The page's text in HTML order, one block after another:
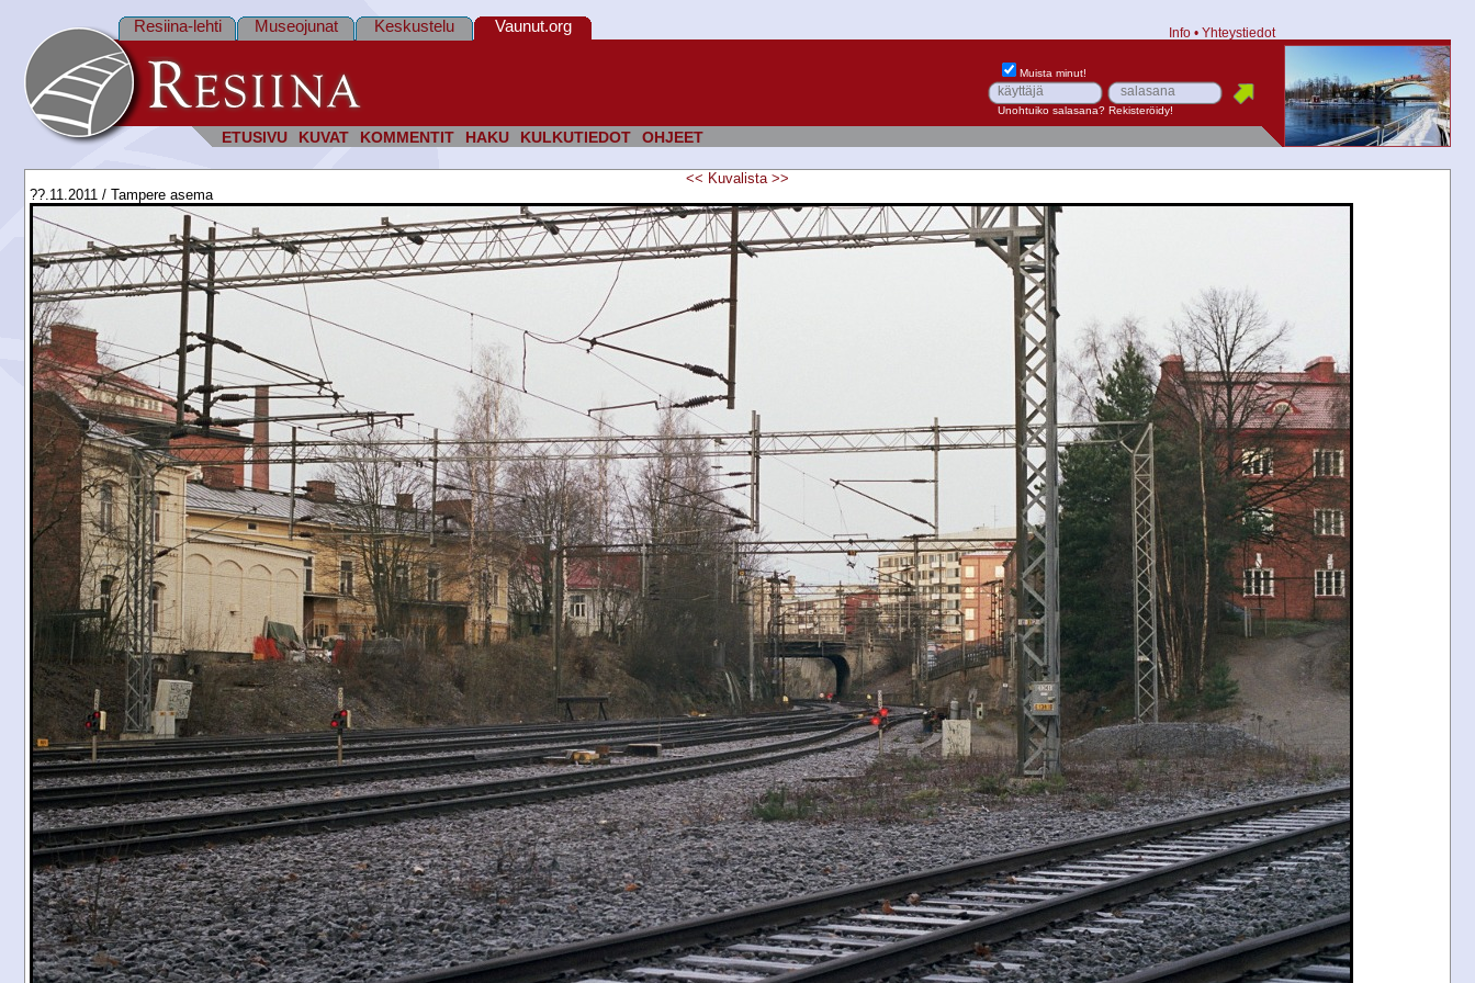
ETUSIVU KUVAT KOMMENTIT HAKU KULKUTIEDOT OHJEET
Resiina-lehti Museojunat Keskustelu Vaunut.org Info • Yhteystiedot
Muista minut!
Unohtuiko salasana? Rekisteröidy!
<< Kuvalista >>
??.11.2011 / Tampere asema